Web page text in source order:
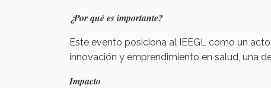
¿Por qué es importante?
Este evento posiciona al IEEGL como un
innovación y emprendimiento en salud, una
Impacto